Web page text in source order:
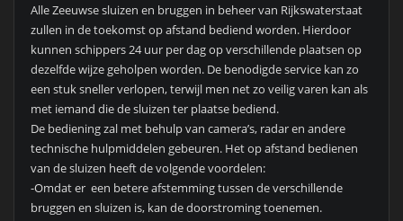
Alle Zeeuwse sluizen en bruggen in beheer van Rijkswaterstaat
zullen in de toekomst op afstand bediend worden. Hierdoor
kunnen schippers 24 uur per dag op verschillende plaatsen op
dezelfde wijze geholpen worden. De benodigde service kan zo
een stuk sneller verlopen, terwijl men net zo veilig varen kan als
met iemand die de sluizen ter plaatse bediend.
De bediening zal met behulp van camera’s, radar en andere
technische hulpmiddelen gebeuren. Het op afstand bedienen
van de sluizen heeft de volgende voordelen:
-Omdat er een betere afstemming tussen de verschillende
bruggen en sluizen is, kan de doorstroming toenemen.